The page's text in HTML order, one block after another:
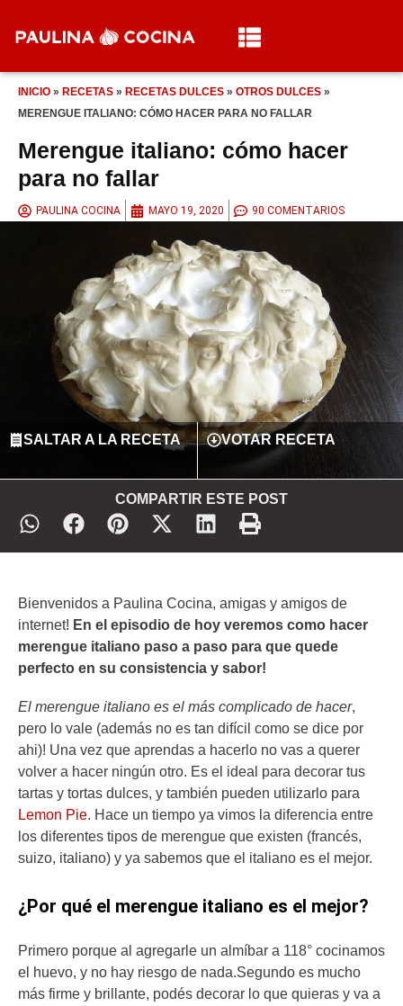
INICIO » RECETAS » RECETAS DULCES » OTROS DULCES »
MERENGUE ITALIANO: CÓMO HACER PARA NO FALLAR
Merengue italiano: cómo hacer
para no fallar
PAULINA COCINA MAYO 19, 2020 90 COMENTARIOS
SALTAR A LA RECETA VOTAR RECETA
COMPARTIR ESTE POST
Bienvenidos a Paulina Cocina, amigas y amigos de
internet! En el episodio de hoy veremos como hacer
merengue italiano paso a paso para que quede
perfecto en su consistencia y sabor!
El merengue italiano es el más complicado de hacer,
pero lo vale (además no es tan difícil como se dice por
ahi)! Una vez que aprendas a hacerlo no vas a querer
volver a hacer ningún otro. Es el ideal para decorar tus
tartas y tortas dulces, y también pueden utilizarlo para
Lemon Pie. Hace un tiempo ya vimos la diferencia entre
los diferentes tipos de merengue que existen (francés,
suizo, italiano) y ya sabemos que el italiano es el mejor.
¿Por qué el merengue italiano es el mejor?
Primero porque al agregarle un almíbar a 118° cocinamos
el huevo, y no hay riesgo de nada.Segundo es mucho
más firme y brillante, podés decorar lo que quieras y va a